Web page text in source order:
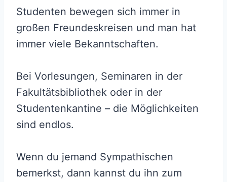
Studenten bewegen sich immer in
großen Freundeskreisen und man hat
immer viele Bekanntschaften.
Bei Vorlesungen, Seminaren in der
Fakultätsbibliothek oder in der
Studentenkantine – die Möglichkeiten
sind endlos.
Wenn du jemand Sympathischen
bemerkst, dann kannst du ihn zum